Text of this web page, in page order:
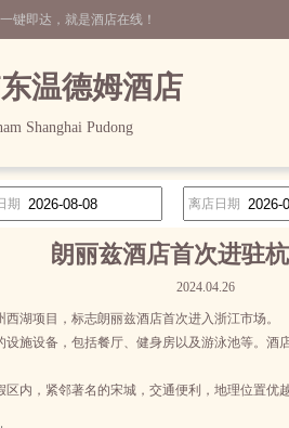
键即达，就是酒店在线！
温德姆酒店
Shanghai Pudong
期 离店日期
朗丽兹酒店首次进驻
2024.04.26
湖项目，标志朗丽兹酒店首次进入浙江市场。
设施设备，包括餐厅、健身房以及游泳池等。
内，紧邻著名的宋城，交通便利，地理位置优